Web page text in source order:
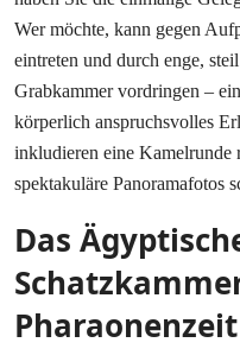
Wer möchte, kann gegen
eintreten und durch enge,
Grabkammer vordringen –
körperlich anspruchsvolles
inkludieren eine Kamelrunde
spektakuläre Panoramafotos
Das
Pharaonenzeit